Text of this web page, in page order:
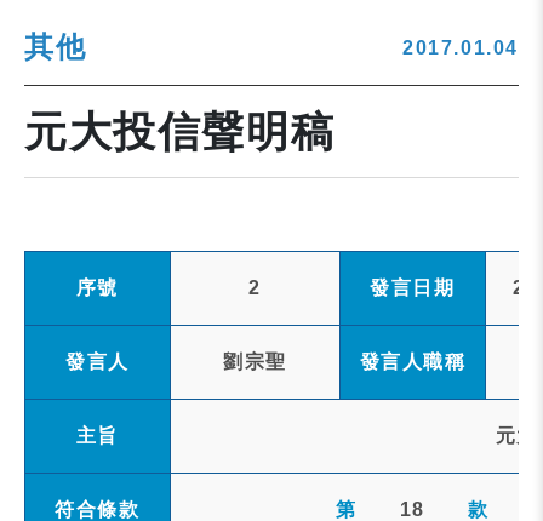
其他 2017.01.04
元大投信聲明稿
序號 2 發言日期
發言人 劉宗聖 發言人職稱
主旨 元
符合條款 第 18 款